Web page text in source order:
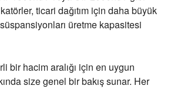
ticari dağıtım için daha büyük
üretme kapasitesi
bir hacim aralığı için en uygun
size genel bir bakış sunar. Her